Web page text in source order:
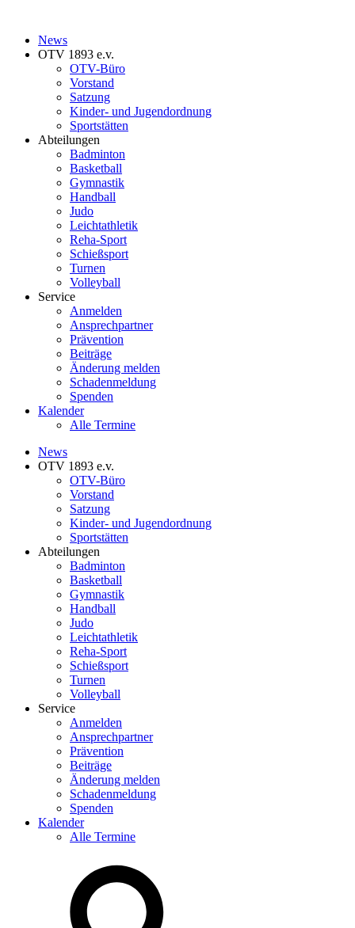
News
OTV 1893 e.v.
OTV-Büro
Vorstand
Satzung
Kinder- und Jugendordnung
Sportstätten
Abteilungen
Badminton
Basketball
Gymnastik
Handball
Judo
Leichtathletik
Reha-Sport
Schießsport
Turnen
Volleyball
Service
Anmelden
Ansprechpartner
Prävention
Beiträge
Änderung melden
Schadenmeldung
Spenden
Kalender
Alle Termine
News
OTV 1893 e.v.
OTV-Büro
Vorstand
Satzung
Kinder- und Jugendordnung
Sportstätten
Abteilungen
Badminton
Basketball
Gymnastik
Handball
Judo
Leichtathletik
Reha-Sport
Schießsport
Turnen
Volleyball
Service
Anmelden
Ansprechpartner
Prävention
Beiträge
Änderung melden
Schadenmeldung
Spenden
Kalender
Alle Termine